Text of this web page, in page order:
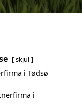
skjul
i Tødsø
i